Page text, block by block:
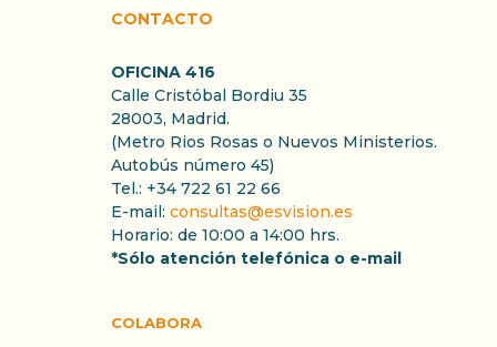
CONTACTO
OFICINA 416
Calle Cristóbal Bordiu 35
28003, Madrid.
(Metro Rios Rosas o Nuevos Ministerios.
Autobús número 45)
Tel.: +34 722 61 22 66
E-mail: consultas@esvision.es
Horario: de 10:00 a 14:00 hrs.
*Sólo atención telefónica o e-mail
COLABORA